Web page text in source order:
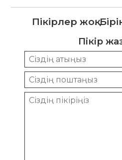
Пікірлер жоқ.
Пікір